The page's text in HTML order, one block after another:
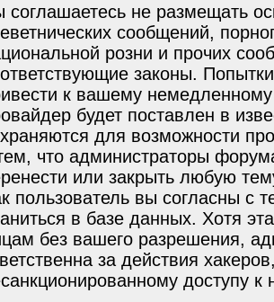
соглашаетесь не размещать
сообщений,
розни и прочих
законы.
к вашему
будет поставлен в
для возможности
что администраторы
или закрыть любую
пользователь вы согласны с
в базе данных. Хотя
без вашего разрешения,
за действия
доступу к